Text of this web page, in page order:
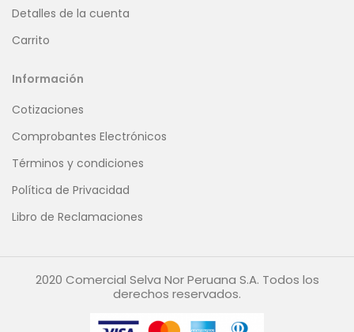
Detalles de la cuenta
Carrito
Información
Cotizaciones
Comprobantes Electrónicos
Términos y condiciones
Política de Privacidad
Libro de Reclamaciones
2020 Comercial Selva Nor Peruana S.A. Todos los
derechos reservados.